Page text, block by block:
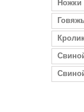
Ножки